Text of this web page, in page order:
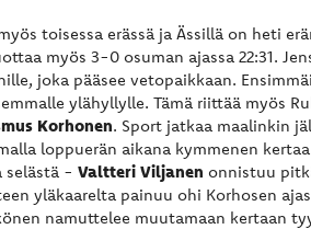
toisessa erässä ja Ässillä on heti
myös 3-0 osuman ajassa 22:31.
joka pääsee vetopaikkaan.
ylähyllylle. Tämä riittää myös
Korhonen. Sport jatkaa maalinkin
loppuerän aikana kymmenen
selästä - Valtteri Viljanen onnistuu
yläkaarelta painuu ohi Korhosen
namuttelee muutamaan kertaan